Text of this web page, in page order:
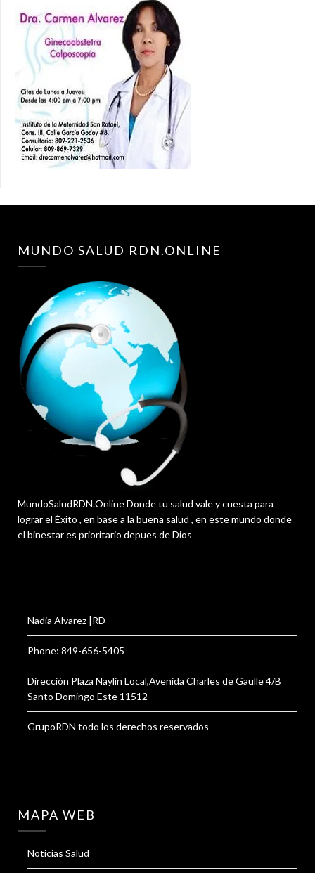
MUNDO SALUD RDN.ONLINE
MundoSaludRDN.Online Donde tu salud vale y cuesta para
lograr el Éxito , en base a la buena salud , en este mundo donde
el binestar es prioritario depues de Dios
Nadia Alvarez |RD
Phone: 849-656-5405
Dirección Plaza Naylin Local,Avenida Charles de Gaulle 4/B
Santo Domingo Este 11512
GrupoRDN todo los derechos reservados
MAPA WEB
Noticias Salud